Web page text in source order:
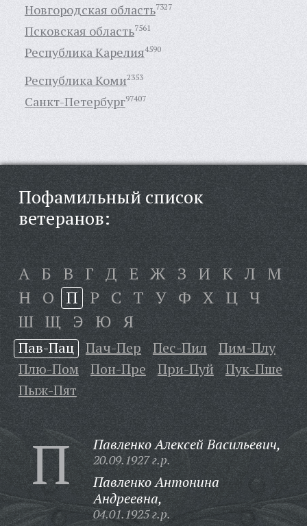
Новгородская область7327
Псковская область7561
Республика Карелия4590
Республика Коми2353
Санкт-Петербург97407
Пофамильный список
ветеранов:
А Б В Г Д Е Ж З И К Л М
Н О П Р С Т У Ф Х Ц Ч
Ш Щ Э Ю Я
Пав-Пац Пач-Пер Пес-Пил
Пим-Плу
Плю-Пом
Пон-Пре При-Пуй
Пук-Пше
Пыж-Пят
П Павленко Алексей Васильевич,
20.09.1927 г.р.
Павленко Антонина
Андреевна,
04.01.1925 г.р.